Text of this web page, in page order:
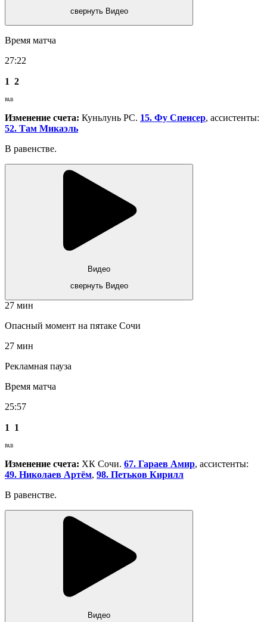
свернуть Видео
Время матча
27:22
1 2
РАВ
Изменение счета: Куньлунь РС. 15. Фу Спенсер, ассистенты:
52. Там Микаэль
В равенстве.
Видео
свернуть Видео
27 мин
Опасный момент на пятаке Сочи
27 мин
Рекламная пауза
Время матча
25:57
1 1
РАВ
Изменение счета: ХК Сочи. 67. Гараев Амир, ассистенты:
49. Николаев Артём, 98. Петьков Кирилл
В равенстве.
Видео